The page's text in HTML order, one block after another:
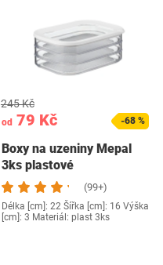
od 79 Kč
245 Kč
-68 %
Boxy na uzeniny Mepal
3ks plastové
(99+)
Délka [cm]: 22 Šířka [cm]: 16 Výška
[cm]: 3 Materiál: plast 3ks